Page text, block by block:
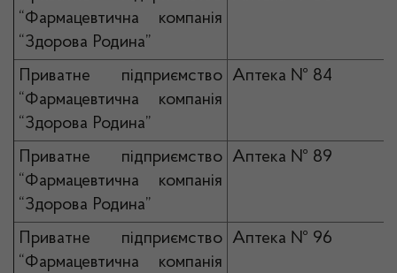
“Фармацевтична компанія
“Здорова Родина”
Приватне підприємство
“Фармацевтична компанія
“Здорова Родина”
Аптека № 84
Приватне підприємство
“Фармацевтична компанія
“Здорова Родина”
Аптека № 89
Приватне підприємство
“Фармацевтична компанія
Аптека № 96